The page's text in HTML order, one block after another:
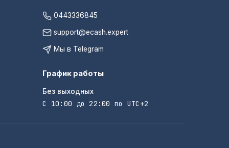
0443336845
support@ecash.expert
Мы в Telegram
График работы
Без выходных
С 10:00 до 22:00 по UTC+2